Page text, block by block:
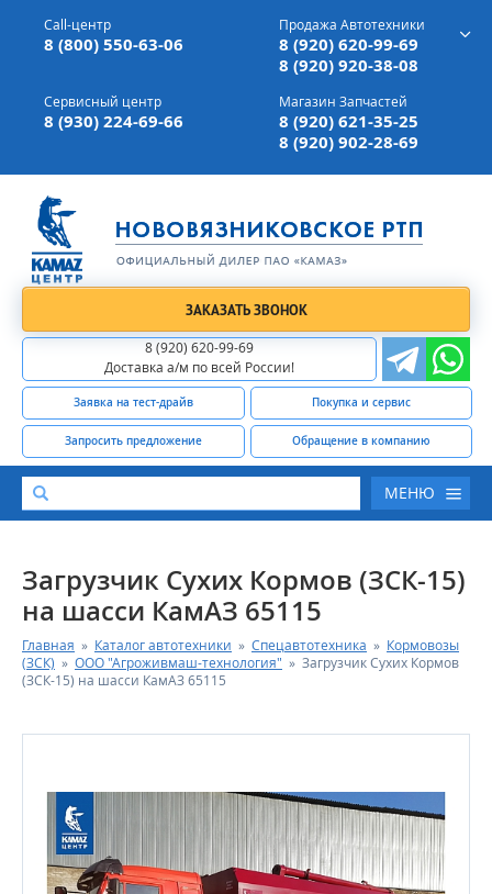
г. Вязники,ул. Механизаторов, д 90
Доставка а/м,по всей России
Call-центр
8 (800) 550-63-06
Продажа Автотехники
8 (920) 620-99-69
8 (920) 920-38-08
Сервисный центр
8 (930) 224-69-66
Магазин Запчастей
8 (920) 621-35-25
8 (920) 902-28-69
ЗАКАЗАТЬ ЗВОНОК
8 (920) 620-99-69
Доставка а/м по всей России!
Заявка на тест-драйв Покупка и сервис
Запросить предложение Обращение в компанию
МЕНЮ
КАТАЛОГ АВТОТЕХНИКИ
СЕРВИС И ГАРАНТИЙНЫЕ ОБЯЗАТЕЛЬСТВА
ЗАПАСНЫЕ ЧАСТИ
РЕМОНТ ДВИГАТЕЛЕЙ КАМАЗ
ФИНАНСОВЫЙ СЕРВИС
Загрузчик Сухих Кормов (ЗСК-15)
на шасси КамАЗ 65115
Главная » Каталог автотехники » Спецавтотехника » Кормовозы
(ЗСК) » ООО "Агроживмаш-технология" » Загрузчик Сухих Кормов
(ЗСК-15) на шасси КамАЗ 65115